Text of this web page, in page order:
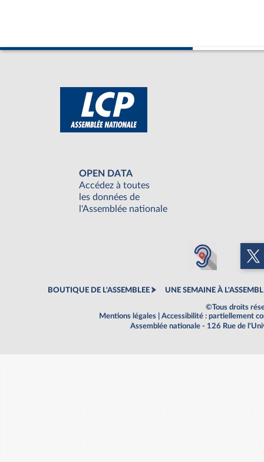
OPEN DATA
Accédez à toutes
les données de
l'Assemblée nationale
BOUTIQUE DE L'ASSEMBLEE UNE SEMAINE À
©Tous droits
Mentions légales
Accessibilité : partiellement
Assemblée nationale - 126 Rue de